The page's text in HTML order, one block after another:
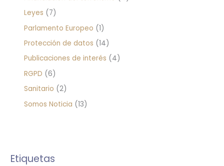
Leyes (7)
Parlamento Europeo (1)
Protección de datos (14)
Publicaciones de interés (4)
RGPD (6)
Sanitario (2)
Somos Noticia (13)
Etiquetas